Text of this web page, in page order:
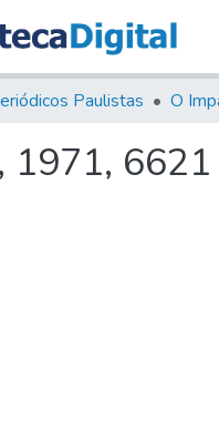
Paulistas O
1971, 6621